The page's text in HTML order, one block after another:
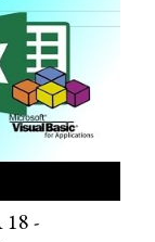
-